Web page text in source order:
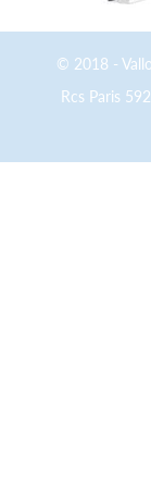
© 2018 -
Rcs Paris